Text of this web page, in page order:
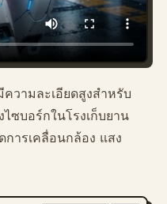
วามละเอียดสูงสำหรับ
ซบอร์กในโรงเก็บยาน
การเคลื่อนกล้อง แสง